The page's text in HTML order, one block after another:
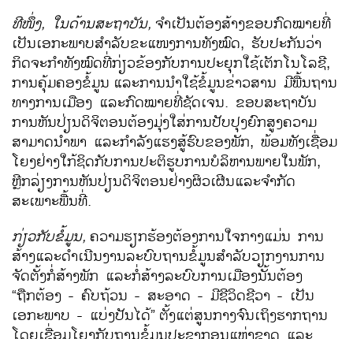
ທີໜຶ່ງ, ໃນດ້ານສະຖາບັນ, ຈຳເປັນຕ້ອງສ້າງຂອບກົດໝາຍທີ່
ເປັນເອກະພາບສຳລັບຂະແໜງການທັງໝົດ, ຮັບປະກັນວ່າ
ກິດຈະກຳທັງໝົດທີ່ກ່ຽວຂ້ອງກັບການປະຍຸກໃຊ້ເຕັກໂນໂລຊີ,
ການຄຸ້ມຄອງຂໍ້ມູນ ແລະການນຳໃຊ້ຂໍ້ມູນຂ່າວສານ ມີພື້ນຖານ
ທາງການເມືອງ ແລະກົດໝາຍທີ່ຊັດເຈນ. ຂອບສະຖາບັນ
ການຫັນປ່ຽນດິຈິຕອນຕ້ອງມຸ່ງໃສ່ການປັບປຸງຍົກສູງຄວາມ
ສາມາດນຳພາ ແລະກຳລັງແຮງສູ້ຮົບຂອງພັກ, ພ້ອມທັງເຊື່ອມ
ໂຍງຢ່າງໃກ້ຊິດກັບການປະຕິຮູບການບໍລິຫານພາຍໃນພັກ,
ຫຼີກລ່ຽງການຫັນປ່ຽນດິຈິຕອນຢ່າງຜິວເຜີນແລະຈຳກັດ
ສະເພາະພື້ນທີ່.
ກ່ຽວກັບຂໍ້ມູນ, ຄວາມຮຽກຮ້ອງຕ້ອງການໃຈກາງແມ່ນ ການ
ສ້າງແລະດຳເນີນງານລະບົບຖານຂໍ້ມູນສຳລັບວຽກງານການ
ຈັດຕັ້ງກໍ່ສ້າງພັກ ແລະກໍ່ສ້າງລະບົບການເມືອງນັ້ນຕ້ອງ
“ຖືກຕ້ອງ - ຄົບຖ້ວນ - ສະອາດ - ມີຊີວິດຊີວາ - ເປັນ
ເອກະພາບ - ແບ່ງປັນໄດ້” ຕັ້ງແຕ່ສູນກາງຈົນເຖິງຮາກຖານ